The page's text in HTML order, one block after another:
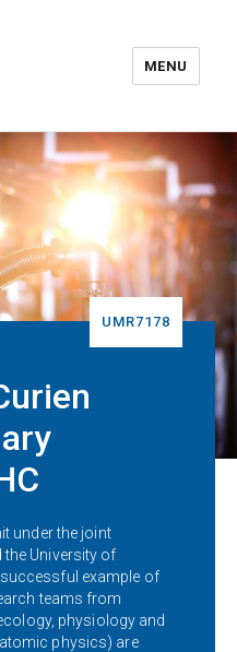
– IPHC
MENU
UMR7178
under the joint
the University of
example of
teams from
physiology and
physics) are